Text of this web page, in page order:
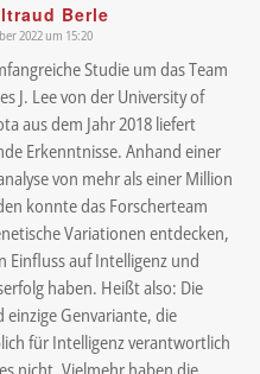
Berle
2022 um 15:20
Studie um das Team
J. Lee von der University of
aus dem Jahr 2018 liefert
Erkenntnisse. Anhand einer
von mehr als einer Million
konnte das Forscherteam
Variationen entdecken,
Einfluss auf Intelligenz und
haben. Heißt also: Die
einzige Genvariante, die
für Intelligenz verantwortlich